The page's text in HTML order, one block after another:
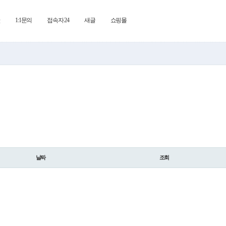
1:1문의 접속자 24 새글 쇼핑몰
날짜 조회